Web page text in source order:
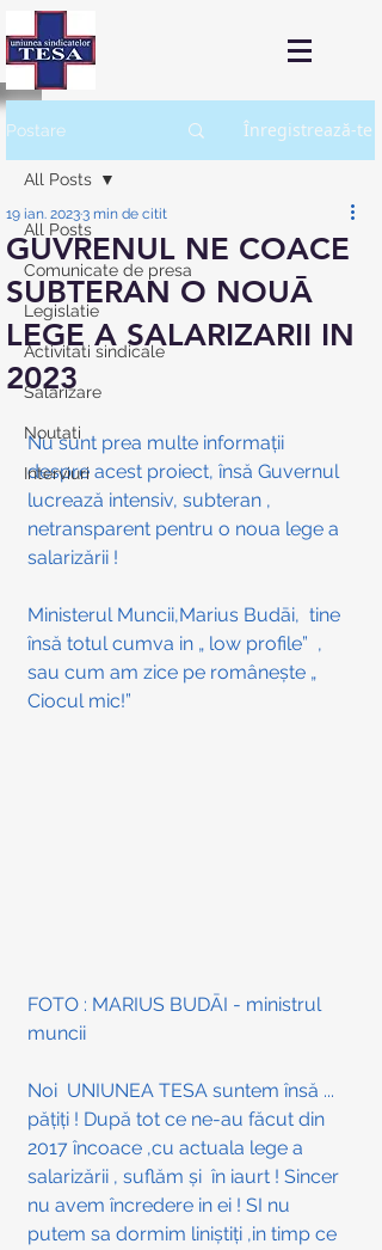
Postare Înregistrează-te
All Posts
Comunicate de presa
Legislatie
Activitati sindicale
Salarizare
Noutati
Interviuri
All Posts
GUVRENUL NE COACE
SUBTERAN O NOUĀ
LEGE A SALARIZARII IN
2023
19 ian. 20233 min de citit
Nu sunt prea multe informații
despre acest proiect, însă Guvernul
lucrează intensiv, subteran ,
netransparent pentru o noua lege a
salarizării !
Ministerul Muncii,Marius Budāi,  tine
însă totul cumva in „ low profile”  ,
sau cum am zice pe românește „
Ciocul mic!”
FOTO : MARIUS BUDĀI - ministrul
muncii
Noi  UNIUNEA TESA suntem însă ...
pățiți ! După tot ce ne-au făcut din
2017 încoace ,cu actuala lege a
salarizării , suflăm și  în iaurt ! Sincer
nu avem încredere in ei ! SI nu
putem sa dormim liniștiți ,in timp ce